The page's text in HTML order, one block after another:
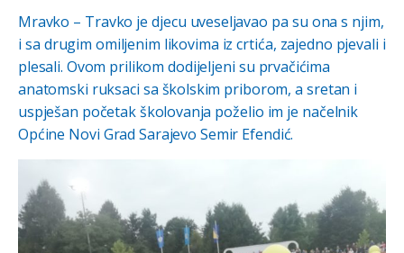
Mravko – Travko je djecu uveseljavao pa su ona s njim,
i sa drugim omiljenim likovima iz crtića, zajedno pjevali i
plesali. Ovom prilikom dodijeljeni su prvačićima
anatomski ruksaci sa školskim priborom, a sretan i
uspješan početak školovanja poželio im je načelnik
Općine Novi Grad Sarajevo Semir Efendić.